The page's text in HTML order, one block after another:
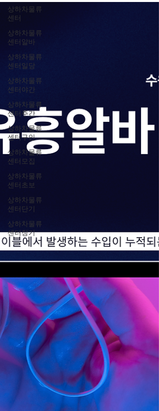
상하차물류
센터
상하차물류
센터알바
상하차물류
센터일당
상하차물류
센터야간
상하차물류
센터주간
상하차물류
센터구인
상하차물류
센터모집
상하차물류
센터초보
상하차물류
센터단기
상하차물류
센터장기
부산 유흥알바 클럽·바·라운지·포차·라이브바 등이
서로 다른 분위기를 제공합니다. 부산유흥알바 구
분류됩니다: 바·펍·클럽 문화 : 음악·칵테일·댄스 중
해변가·루프탑 바 : 바다 전망과 함께하는 칵테일
화 부산유흥알바 전통 포장마차·노래방 등 여유 있
는 밤 문화 ※ 이들은 대부분 합법적인 음식·음료
소 입니다. 2. 부산유흥알바핵심 유흥 지역별 특징
🔹 서면 (Seomyeon) – 부산의 대표 밤문화 중심지
철역 주변 전체가 유흥 밀집 지역입니다. 특징 클럽
펍·바·라운지 가 밀집 외국인도 많이 찾는 곳 도보
여러 업소를 즐길 수 있